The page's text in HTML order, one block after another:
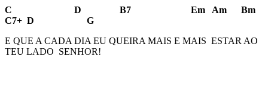
C D B7 Em Am Bm
C7+ D G
E QUE A CADA DIA EU QUEIRA MAIS E MAIS ESTAR AO
TEU LADO SENHOR!